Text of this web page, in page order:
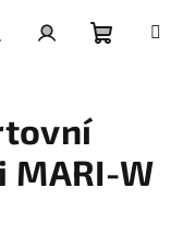
MARI-W